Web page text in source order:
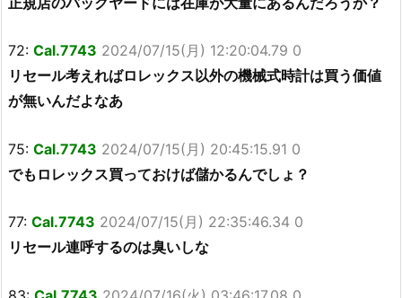
72: Cal.7743 2024/07/15(月) 12:20:04.79 0
リセール考えればロレックス以外の機械式時計は買う価値
が無いんだよなあ
75: Cal.7743 2024/07/15(月) 20:45:15.91 0
でもロレックス買っておけば儲かるんでしょ？
77: Cal.7743 2024/07/15(月) 22:35:46.34 0
リセール連呼するのは臭いしな